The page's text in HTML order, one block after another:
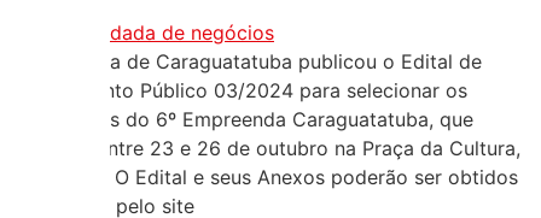
A Prefeitura de Caraguatatuba publicou o Edital de
Chamamento Público 03/2024 para selecionar os
expositores do 6º Empreenda Caraguatatuba, que
ocorrerá entre 23 e 26 de outubro na Praça da Cultura,
no Centro. O Edital e seus Anexos poderão ser obtidos
na internet pelo site